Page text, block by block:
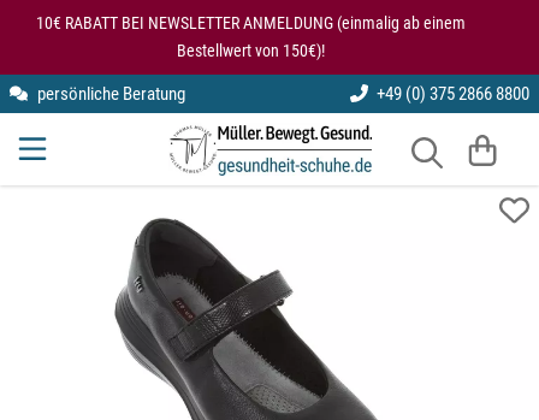
10€ RABATT BEI NEWSLETTER ANMELDUNG (einmalig ab einem
Bestellwert von 150€)!
persönliche Beratung +49 (0) 375 2866 8800
Arbeitsschuhe
Gesundheitsschuhe
Einlegesohlen
Sitzkissen
kybun
Modularis
Gesundheitsschuhe für den Rücken
Knie entlastende Schuhe
Kybun Matte im Test
Kybun Schuhe bei Kniearthrose
Kybun Schuhe im Test
Schuhe bei Fersensporn